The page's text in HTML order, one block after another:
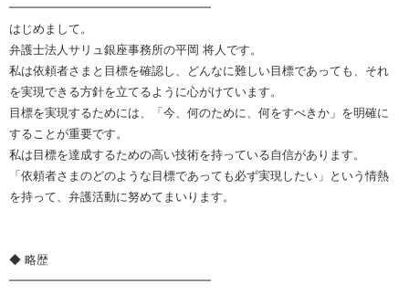
━━━━━━━━━━━━━━━━━
はじめまして。
弁護士法人サリュ銀座事務所の平岡 将人です。
私は依頼者さまと目標を確認し、どんなに難しい目標であっても、それ
を実現できる方針を立てるように心がけています。
目標を実現するためには、「今、何のために、何をすべきか」を明確に
することが重要です。
私は目標を達成するための高い技術を持っている自信があります。
「依頼者さまのどのような目標であっても必ず実現したい」という情熱
を持って、弁護活動に努めてまいります。
◆ 略歴
━━━━━━━━━━━━━━━━━